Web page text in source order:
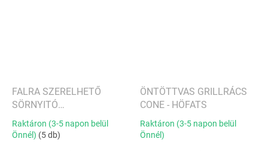
FALRA SZERELHETŐ
SÖRNYITÓ
FEDÉLZSEBBEL JOHNNY
CATCH CUP - HÖFATS
Raktáron (3-5 napon belül
Önnél) (5 db)
ÖNTÖTTVAS GRILLRÁCS
CONE - HÖFATS
Raktáron (3-5 napon belül
Önnél)